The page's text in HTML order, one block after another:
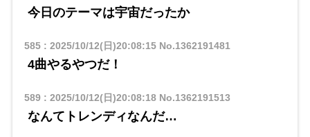
今日のテーマは宇宙だったか
585: 2025/10/12(日)20:08:15No.1362191481
4曲やるやつだ！
589: 2025/10/12(日)20:08:18No.1362191513
なんてトレンディなんだ…